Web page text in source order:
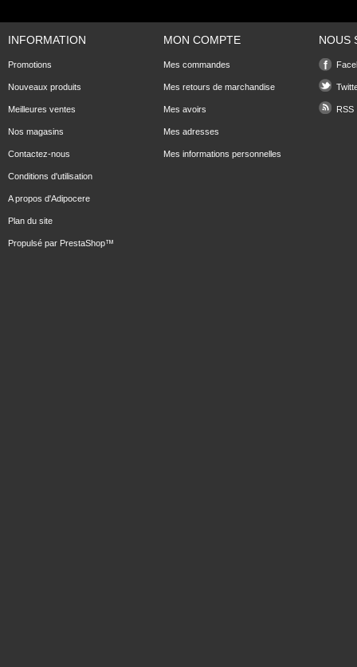
INFORMATION
Promotions
Nouveaux produits
Meilleures ventes
Nos magasins
Contactez-nous
Conditions d'utilisation
A propos d'Adipocere
Plan du site
Propulsé par PrestaShop™
MON COMPTE
Mes commandes
Mes retours de marchandise
Mes avoirs
Mes adresses
Mes informations personnelles
NOUS
RSS